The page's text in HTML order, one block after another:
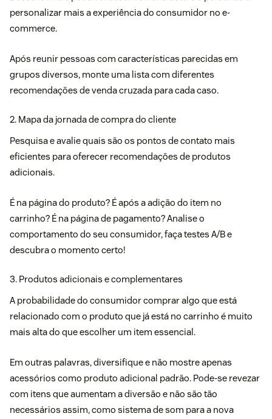
personalizar mais a experiência do consumidor no e-
commerce.
Após reunir pessoas com características parecidas em
grupos diversos, monte uma lista com diferentes
recomendações de venda cruzada para cada caso.
2. Mapa da jornada de compra do cliente
Pesquisa e avalie quais são os pontos de contato mais
eficientes para oferecer recomendações de produtos
adicionais.
É na página do produto? É após a adição do item no
carrinho? É na página de pagamento? Analise o
comportamento do seu consumidor, faça testes A/B e
descubra o momento certo!
3. Produtos adicionais e complementares
A probabilidade do consumidor comprar algo que está
relacionado com o produto que já está no carrinho é muito
mais alta do que escolher um item essencial.
Em outras palavras, diversifique e não mostre apenas
acessórios como produto adicional padrão. Pode-se revezar
com itens que aumentam a diversão e não são tão
necessários assim, como sistema de som para a nova